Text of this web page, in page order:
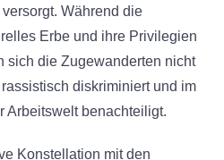
Während die
Erbe und ihre Privilegien
sich die Zugewanderten nicht
diskriminiert und im
Arbeitswelt benachteiligt.
Konstellation mit den